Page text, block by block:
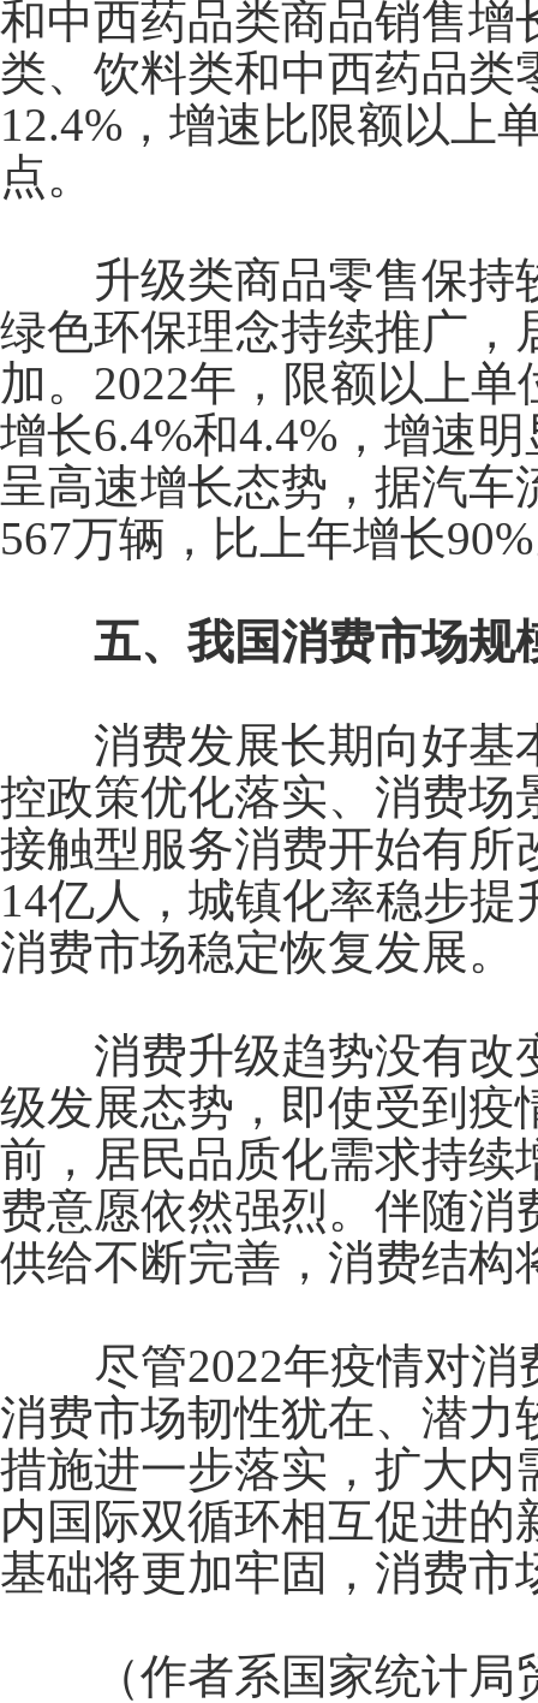
和中西药品类商品销售增
类、饮料类和中西药品类
12.4% ，增速比限额以上
点。
升级类商品零售保持
绿色环保理念持续推广，
加。 2022年，限额以上单
增长6.4%和4.4% ，增速
呈高速增长态势，据汽车
567万辆，比上年增长90%
五、我国消费市场规
消费发展长期向好基
控政策优化落实、消费场
接触型服务消费开始有所
14亿人，城镇化率稳步提
消费市场稳定恢复发展。
消费升级趋势没有改
级发展态势，即使受到疫
前，居民品质化需求持续
费意愿依然强烈。伴随
供给不断完善，消费结构
尽管2022年疫情对消
消费市场韧性犹在、潜力
措施进一步落实，扩大内
内国际双循环相互促进
基础将更加牢固，消费市
（作者系国家统计局